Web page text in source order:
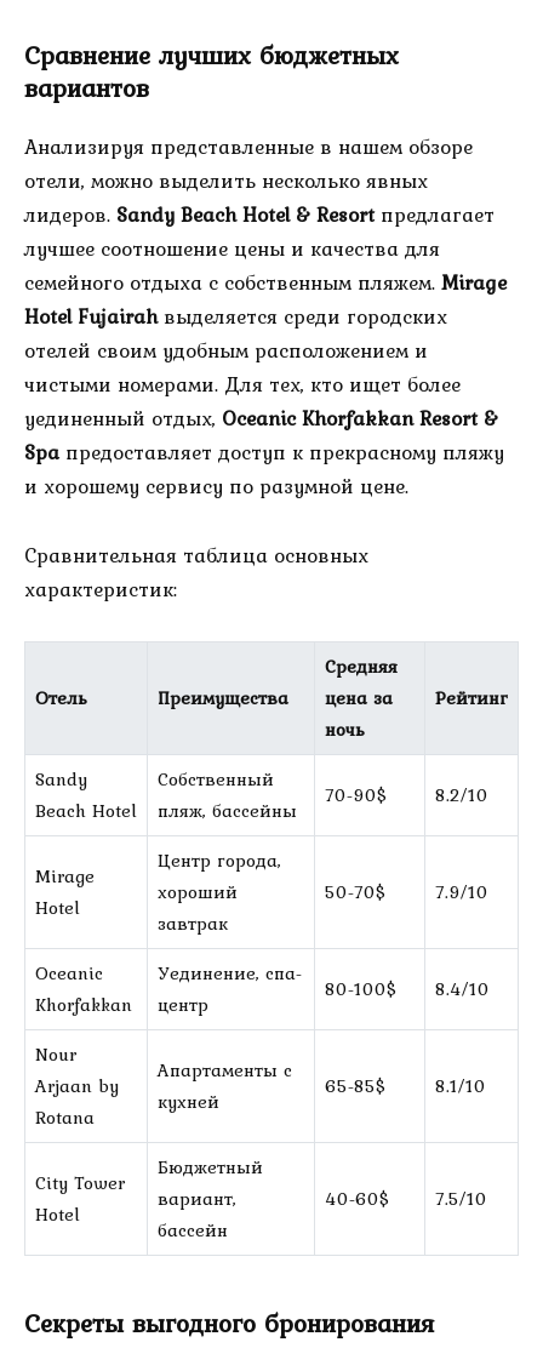
Сравнение лучших бюджетных
вариантов
Анализируя представленные в нашем обзоре
отели, можно выделить несколько явных
лидеров. Sandy Beach Hotel & Resortпредлагает
лучшее соотношение цены и качества для
семейного отдыха с собственным пляжем.Mirage
Hotel Fujairahвыделяется среди городских
отелей своим удобным расположением и
чистыми номерами. Для тех, кто ищет более
уединенный отдых, Oceanic Khorfakkan Resort &
Spaпредоставляет доступ к прекрасному пляжу
и хорошему сервису по разумной цене.
Сравнительная таблица основных
характеристик:
Отель Преимущества
Средняя
цена за
ночь
Рейтинг
Sandy
Beach Hotel
Собственный
пляж, бассейны
70-90$ 8.2/10
Mirage
Hotel
Центр города,
хороший
завтрак
50-70$ 7.9/10
Oceanic
Khorfakkan
Уединение, спа-
центр
80-100$ 8.4/10
Nour
Arjaan by
Rotana
Апартаменты с
кухней
65-85$ 8.1/10
City Tower
Hotel
Бюджетный
вариант,
бассейн
40-60$ 7.5/10
Секреты выгодного бронирования